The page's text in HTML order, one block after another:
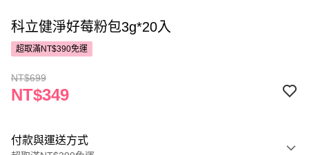
科立健淨好莓粉包3g*20入
超取滿NT$390免運
NT$699
NT$349
付款與運送方式